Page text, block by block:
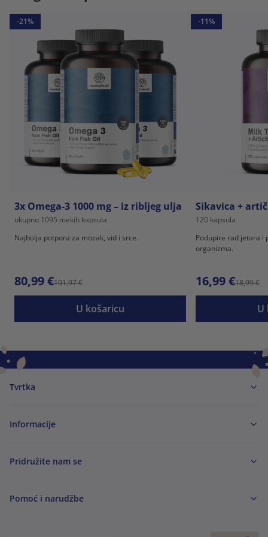
-21%
3x Omega-3 1000 mg – iz ribljeg ulja
ukupno 1095 mekih kapsula
Najbolja potpora za mozak, vid i srce.
80,99 €101,97 €
U košaricu
-11%
Sikavica +
120 kapsula
Podupire rad jetara i
organizma.
16,99 €18,99 €
U
Tvrtka
Informacije
Pridružite nam se
Pomoć i narudžbe